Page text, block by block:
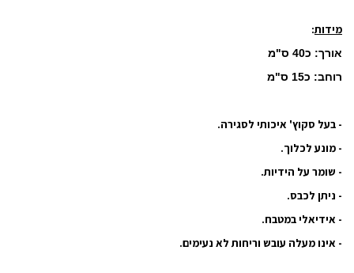
מידות:
אורך: כ40 ס"מ
רוחב: כ15 ס"מ
- בעל סקוץ' איכותי לסגירה.
- מונע לכלוך.
- שומר על הידיות.
- ניתן לכבס.
- אידיאלי במטבח.
- אינו מעלה עובש וריחות לא נעימים.